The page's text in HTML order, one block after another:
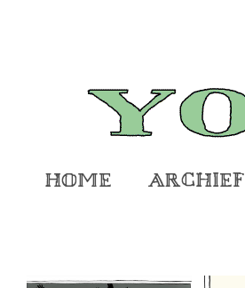
Home Archief